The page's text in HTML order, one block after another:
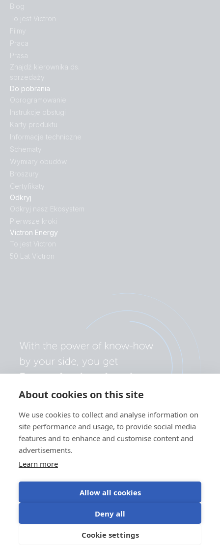
About cookies on this site
We use cookies to collect and analyse information on
site performance and usage, to provide social media
features and to enhance and customise content and
advertisements.
Learn more
Allow all cookies
Deny all
Cookie settings
Odkryj
Odkryj nasz Ekosystem
Pierwsze kroki
Victron Energy
To jest Victron
50 Lat Victron
Do pobrania
Oprogramowanie
Instrukcje obsługi
Karty produktu
Informacje techniczne
Schematy
Wymiary obudów
Broszury
Certyfikaty
Blog
To jest Victron
Filmy
Praca
Prasa
Znajdź kierownika ds.
sprzedaży
Polityka prywatności
Korzystanie z plików cookieWarunki użytkowania
©Victron Energy 2026